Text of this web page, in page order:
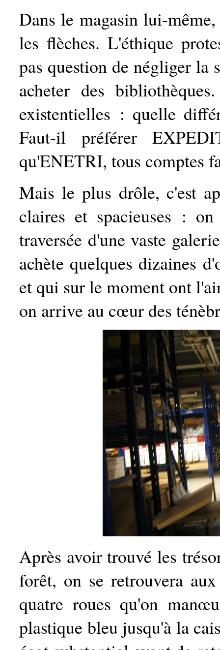
Dans le magasin lui-
les flèches. L'éthique
pas question de négliger la
acheter des
existentielles : quelle
Faut-il préférer
qu'ENETRI, tous comptes
Mais le plus drôle, c'est
claires et spacieuses :
traversée d'une vaste
achète quelques dizaines
et qui sur le moment ont
on arrive au cœur des
Après avoir trouvé les
forêt, on se retrouvera
quatre roues qu'on
plastique bleu jusqu'à la